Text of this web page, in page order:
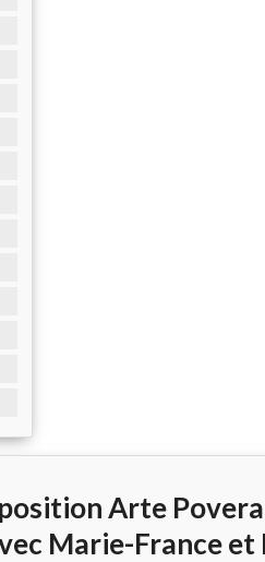
Arte Povera
Marie-France